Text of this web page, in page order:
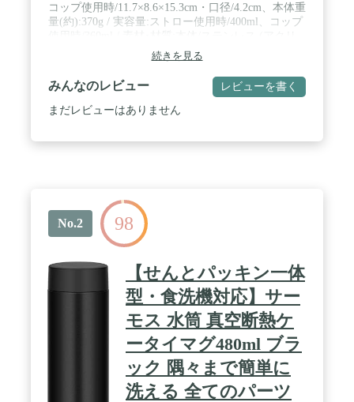
コップ使用時/11.7×8.6×15.3cm・口径/4.2cm、本体重
量(約):370g / 実容量:ストロー使用時/400ml、コップ
ル樹脂塗装)、保冷専用せんユニット・コップ・中
せん・片・ストロー/ポリプロピレン、飲み口/シリ
コーンゴム、パッキン・底ゴム/シリコーンゴム / 生
産国:中国 / 保温効力(中せんセット・コップ使用時
のみ):6時間/68度以上、保冷効力(保冷専用せんユニ
続きを見る
みんなのレビュー レビューを書く
まだレビューはありません
No.2 98
【せんとパッキン一体
型・食洗機対応】サー
モス 水筒 真空断熱ケ
ータイマグ480ml ブラ
ック 隅々まで簡単に
洗える 全てのパーツ